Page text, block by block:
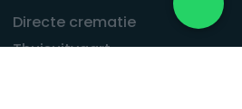
Directe crematie
Thuisuitvaart